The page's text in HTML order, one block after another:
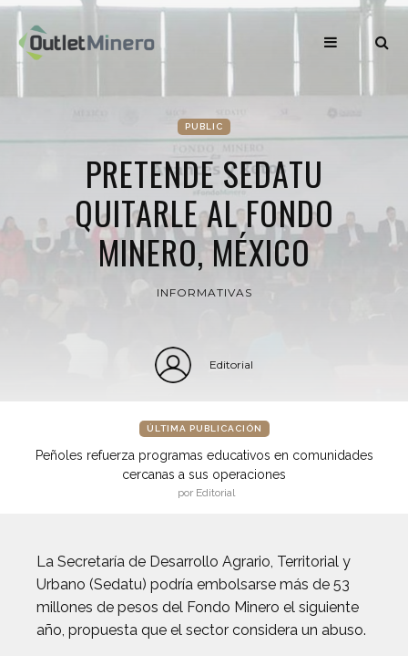
PUBLIC
PRETENDE SEDATU
QUITARLE AL FONDO
MINERO, MÉXICO
INFORMATIVAS
Editorial
ÚLTIMA PUBLICACIÓN
Peñoles refuerza programas educativos en comunidades
cercanas a sus operaciones
por Editorial
La Secretaría de Desarrollo Agrario, Territorial y
Urbano (Sedatu) podría embolsarse más de 53
millones de pesos del Fondo Minero el siguiente
año, propuesta que el sector considera un abuso.